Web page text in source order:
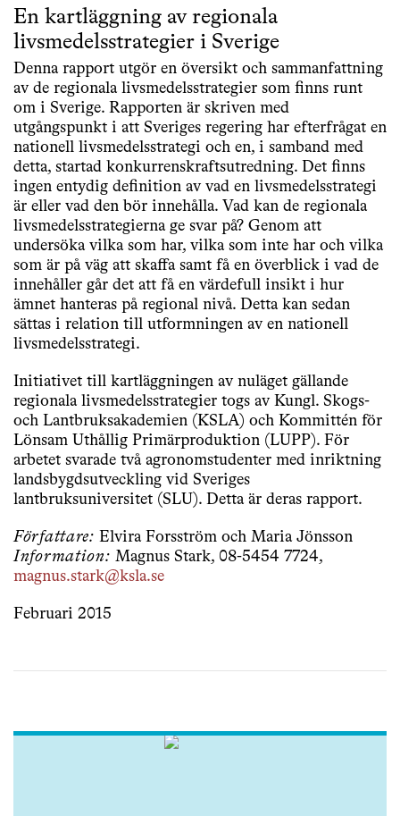
En kartläggning av regionala
livsmedelsstrategier i Sverige
Denna rapport utgör en översikt och sammanfattning
av de regionala livsmedelsstrategier som finns runt
om i Sverige. Rapporten är skriven med
utgångspunkt i att Sveriges regering har efterfrågat en
nationell livsmedelsstrategi och en, i samband med
detta, startad konkurrenskraftsutredning. Det finns
ingen entydig definition av vad en livsmedelsstrategi
är eller vad den bör innehålla. Vad kan de regionala
livsmedelsstrategierna ge svar på? Genom att
undersöka vilka som har, vilka som inte har och vilka
som är på väg att skaffa samt få en överblick i vad de
innehåller går det att få en värdefull insikt i hur
ämnet hanteras på regional nivå. Detta kan sedan
sättas i relation till utformningen av en nationell
livsmedelsstrategi.
Initiativet till kartläggningen av nuläget gällande
regionala livsmedelsstrategier togs av Kungl. Skogs-
och Lantbruksakademien (KSLA) och Kommittén för
Lönsam Uthållig Primärproduktion (LUPP). För
arbetet svarade två agronomstudenter med inriktning
landsbygdsutveckling vid Sveriges
lantbruksuniversitet (SLU). Detta är deras rapport.
Författare: Elvira Forsström och Maria Jönsson
Information: Magnus Stark, 08-5454 7724,
magnus.stark@ksla.se
Februari 2015